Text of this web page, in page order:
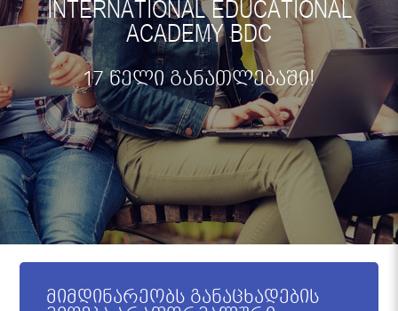
INTERNATIONAL EDUCATIONAL
ACADEMY BDC
17 წელი განათლებაში!
მიმდინარეობს განაცხადების